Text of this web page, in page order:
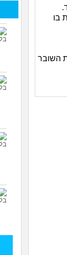
בו
השובר
23)
24)